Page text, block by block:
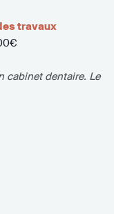
travaux
cabinet dentaire. Le